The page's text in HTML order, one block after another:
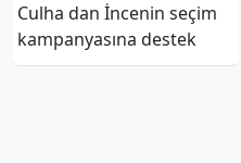
Culha dan İncenin seçim
kampanyasına destek